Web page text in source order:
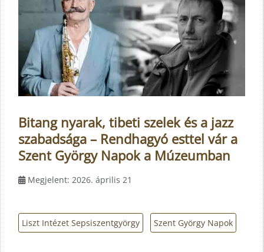
Bitang nyarak, tibeti szelek és a jazz
szabadsága – Rendhagyó esttel vár a
Szent György Napok a Múzeumban
Megjelent: 2026. április 21
Liszt Intézet Sepsiszentgyörgy Szent György Napok